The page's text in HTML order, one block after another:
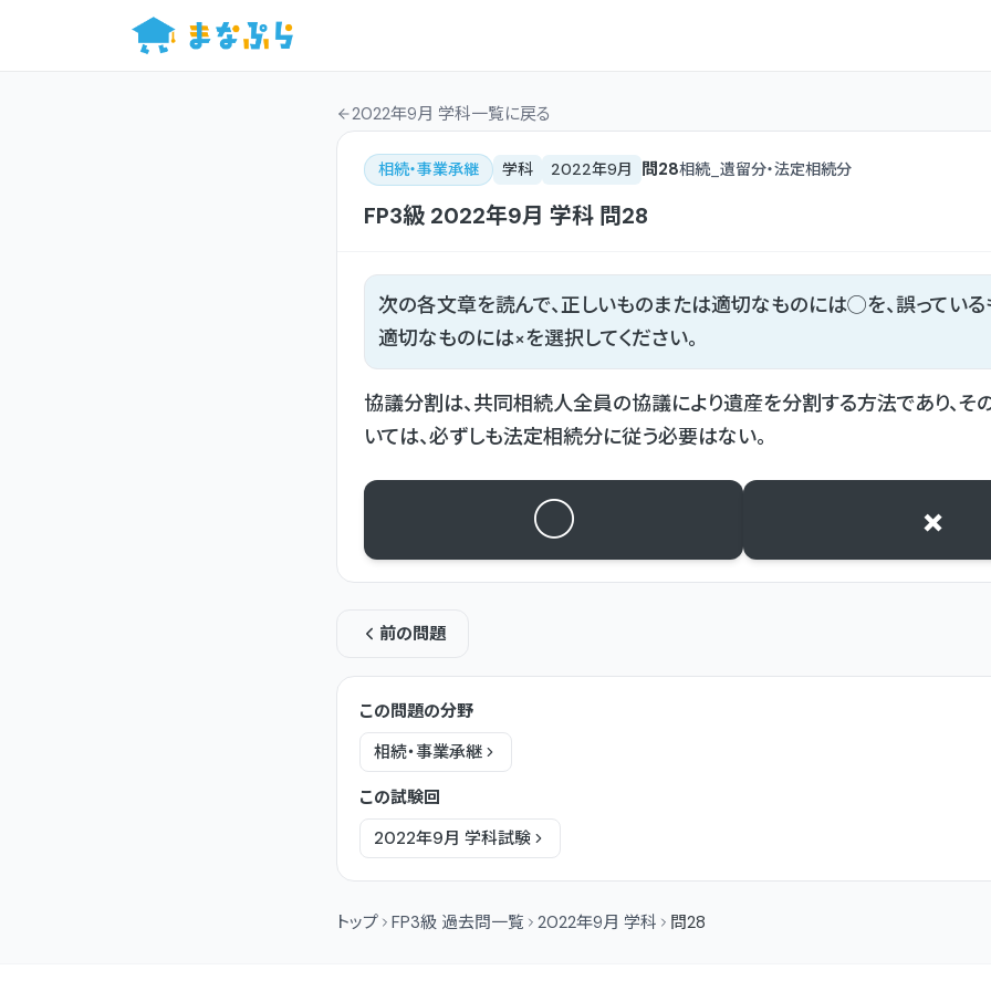
2022年9月 学科一覧に戻る
相続・事業承継 学科 2022年9月 問28相続_遺留分・法定相続分
FP3級 2022年9月 学科 問28
次の各文章を読んで、正しいものまたは適切なものには◯を、誤ってい
適切なものには×を選択してください。
協議分割は、共同相続人全員の協議により遺産を分割する方法であり、そ
いては、必ずしも法定相続分に従う必要はない。
○ ×
前の問題
この問題の分野
相続・事業承継
この試験回
2022年9月 学科試験
トップ FP3級 過去問一覧 2022年9月 学科 問28